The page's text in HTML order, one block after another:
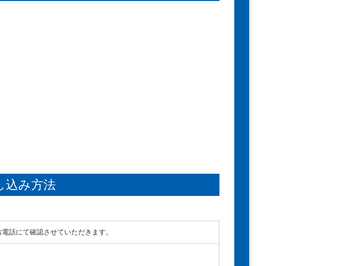
込み方法
にて確認させていただきます。